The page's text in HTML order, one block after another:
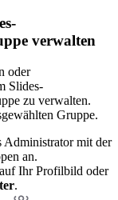
verwalten
oder
Slides-
zu verwalten.
Gruppe.
Administrator mit der
an.
Ihr Profilbild oder
.